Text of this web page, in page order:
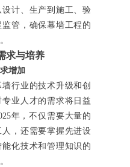
设计、生产到施工、验
管，确保幕墙工程的
求与培养
增加
墙行业的技术升级和创
专业人才的需求将日益
年，不仅需要大量的
人，还需要掌握先进设
化技术和管理知识的